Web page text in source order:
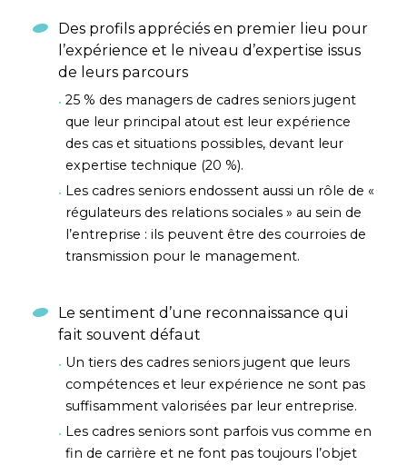
Des profils appréciés en premier lieu pour
l’expérience et le niveau d’expertise issus
de leurs parcours
25 % des managers de cadres seniors jugent
que leur principal atout est leur expérience
des cas et situations possibles, devant leur
expertise technique (20 %).
Les cadres seniors endossent aussi un rôle de «
régulateurs des relations sociales » au sein de
l’entreprise : ils peuvent être des courroies de
transmission pour le management.
Le sentiment d’une reconnaissance qui
fait souvent défaut
Un tiers des cadres seniors jugent que leurs
compétences et leur expérience ne sont pas
suffisamment valorisées par leur entreprise.
Les cadres seniors sont parfois vus comme en
fin de carrière et ne font pas toujours l’objet